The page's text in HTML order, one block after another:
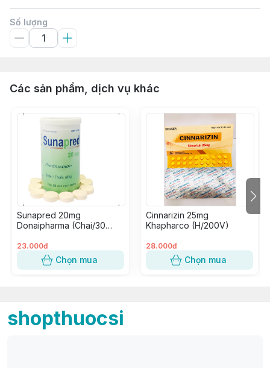
Số lượng
Các sản phẩm, dịch vụ khác
Sunapred 20mg
Donaipharma (Chai/30
23.000đ
Chọn mua
Cinnarizin 25mg
Khapharco (H/200V)
28.000đ
Chọn mua
shopthuocsi